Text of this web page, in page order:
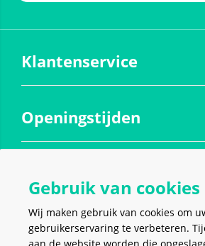
Klantenservice
Openingstijden
Social media
Gebruik van cookies
Wij maken gebruik van cookies om
gebruikerservaring te verbeteren.